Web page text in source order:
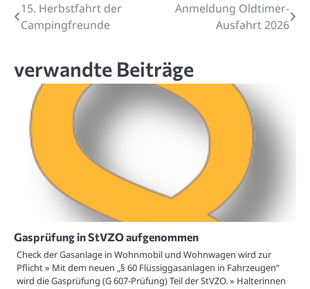
Beitragsnavigation
15. Herbstfahrt der
Campingfreunde
Anmeldung Oldtimer-
Ausfahrt 2026
verwandte Beiträge
Gasprüfung in StVZO aufgenommen
Check der Gasanlage in Wohnmobil und Wohnwagen wird zur
Pflicht » Mit dem neuen „§ 60 Flüssiggasanlagen in Fahrzeugen“
wird die Gasprüfung (G 607-Prüfung) Teil der StVZO. » Halterinnen